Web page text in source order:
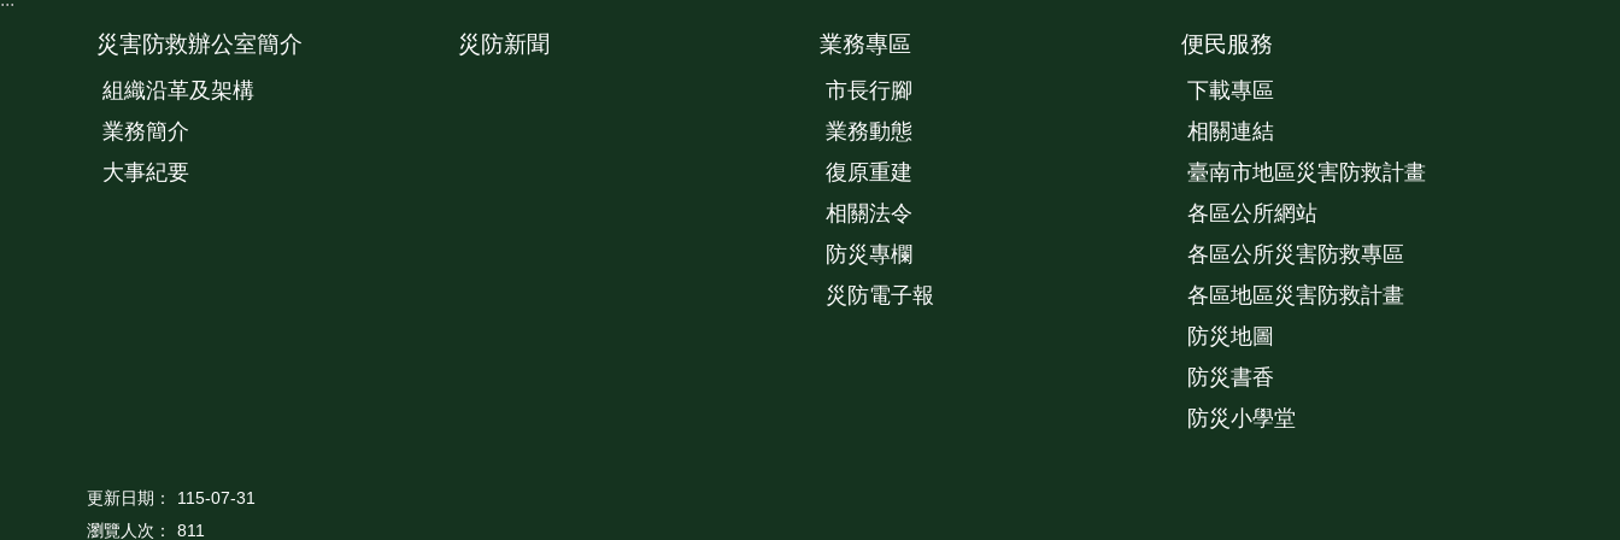
災害防救辦公室簡介
組織沿革及架構
業務簡介
大事紀要
災防新聞 業務專區
市長行腳
業務動態
復原重建
相關法令
防災專欄
災防電子報
便民服務
下載專區
相關連結
臺南市地區災害防救計畫
各區公所網站
各區公所災害防救專區
各區地區災害防救計畫
防災地圖
防災書香
防災小學堂
更新日期：
115-07-31
瀏覽人次：
811